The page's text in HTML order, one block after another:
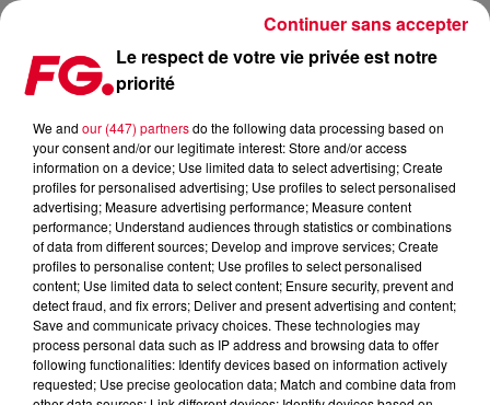
FG MIX DANCE : MAWAYY RADIO
Le respect de votre vie privée est notre
priorité
We and our (447) partnersdo the following data processing based on
your consent and/or our legitimate interest: Store and/or access
information on a device; Use limited data to select advertising; Create
profiles for personalised advertising; Use profiles to select personalised
advertising; Measure advertising performance; Measure content
performance; Understand audiences through statistics or combinations
of data from different sources; Develop and improve services; Create
profiles to personalise content; Use profiles to select personalised
content; Use limited data to select content; Ensure security, prevent and
detect fraud, and fix errors; Deliver and present advertising and content;
Save and communicate privacy choices. These technologies may
process personal data such as IP address and browsing data to offer
following functionalities: Identify devices based on information actively
requested; Use precise geolocation data; Match and combine data from
Continuer sans accepter